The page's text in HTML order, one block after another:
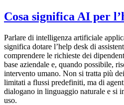
Cosa significa AI per
Parlare di intelligenza artificiale
significa dotare l’help desk di
comprendere le richieste dei
base aziendale e, quando possibile,
intervento umano. Non si tratta più
limitati a flussi predefiniti, ma di
dialogano in linguaggio naturale e si
uso.